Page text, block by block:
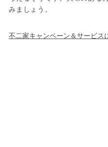
みましょう。
不二家キャンペーン＆サービス